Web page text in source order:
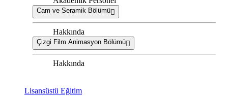
Cam ve Seramik Bölümü
Hakkında
Çizgi Film Animasyon Bölümü
Hakkında
Lisansüstü Eğitim